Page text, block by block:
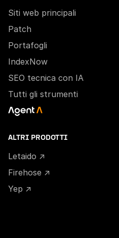
Siti web principali
Patch
Portafogli
IndexNow
SEO tecnica con IA
Tutti gli strumenti
ALTRI PRODOTTI
Letaido ↗
Firehose ↗
Yep ↗